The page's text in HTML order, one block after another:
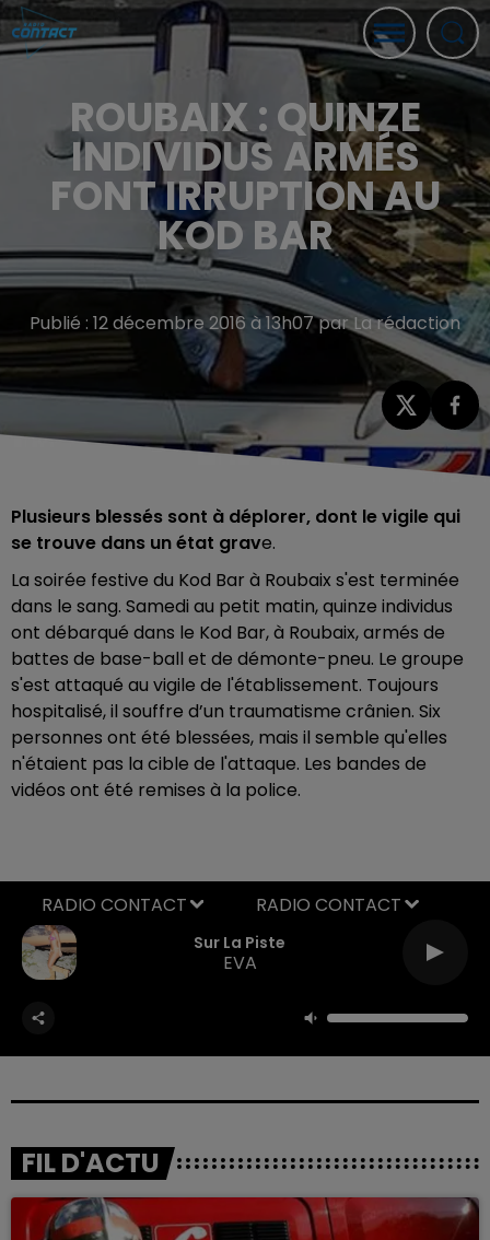
ROUBAIX : QUINZE
INDIVIDUS ARMÉS
FONT IRRUPTION AU
KOD BAR
Publié : 12 décembre 2016 à 13h07 par La rédaction
Plusieurs blessés sont à déplorer, dont le vigile qui
se trouve dans un état grave.
La soirée festive du Kod Bar à Roubaix s'est terminée
dans le sang. Samedi au petit matin, quinze individus
ont débarqué dans le Kod Bar, à Roubaix, armés de
battes de base-ball et de démonte-pneu. Le groupe
s'est attaqué au vigile de l'établissement. Toujours
hospitalisé, il souffre d’un traumatisme crânien. Six
personnes ont été blessées, mais il semble qu'elles
n'étaient pas la cible de l'attaque. Les bandes de
vidéos ont été remises à la police.
Sur La Piste
EVA
RADIO CONTACT
FIL D'ACTU